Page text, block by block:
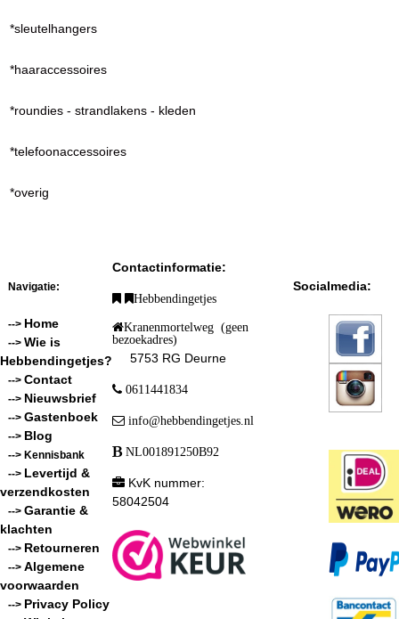
*sleutelhangers
*haaraccessoires
*roundies - strandlakens - kleden
*telefoonaccessoires
*overig
Navigatie:
--> Home
--> Wie is
Hebbendingetjes?
--> Contact
--> Nieuwsbrief
--> Gastenboek
--> Blog
--> Kennisbank
--> Levertijd &
verzendkosten
--> Garantie &
klachten
--> Retourneren
--> Algemene
voorwaarden
--> Privacy Policy
Contactinformatie:
Hebbendingetjes
Kranenmortelweg (geen
bezoekadres)
5753 RG Deurne
0611441834
info@hebbendingetjes.nl
NL001891250B92
KvK nummer:
58042504
Socialmedia: